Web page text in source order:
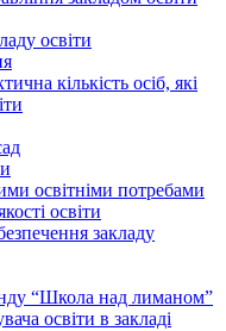
освіти
кількість осіб, які
освітніми потребами
освіти
закладу
“Школа над лиманом”
освіти в закладі